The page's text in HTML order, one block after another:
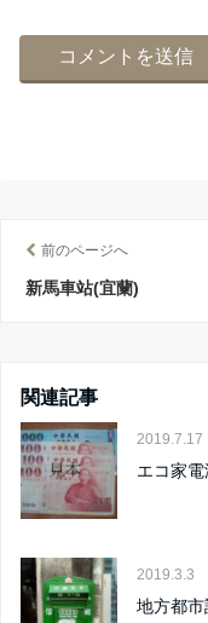
前のページへ
新馬車站(宜蘭)
関連記事
2019.7.17
エコ家
2019.3.3
地方都